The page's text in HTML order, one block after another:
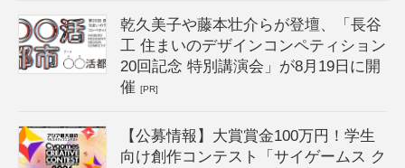
乾久美子や藤本壮介らが登壇、「長谷
工 住まいのデザインコンペティション
20回記念 特別講演会」が8月19日に開
催[PR]
【公募情報】大賞賞金100万円！学生
向け創作コンテスト「サイゲームス ク